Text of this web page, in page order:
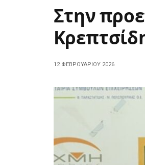
Στην
12 ΦΕΒΡΟΥΑΡΊΟΥ 2026